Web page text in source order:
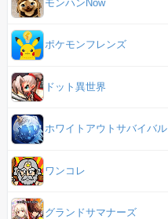
モンハンNow
ポケモンフレンズ
ドット異世界
ホワイトアウトサバイバル
ワンコレ
グランドサマナーズ